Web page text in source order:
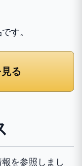
す。
る
を参照しまし